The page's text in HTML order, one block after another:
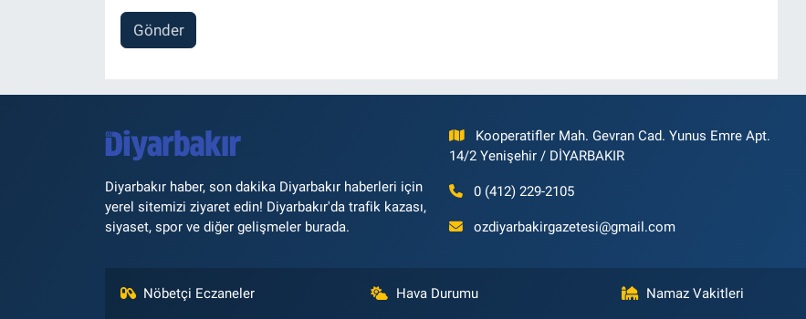
Gönder
Diyarbakır haber, son dakika Diyarbakır haberleri için
yerel sitemizi ziyaret edin! Diyarbakır'da trafik kazası,
siyaset, spor ve diğer gelişmeler burada.
Kooperatifler Mah. Gevran Cad. Yunus Emre Apt.
14/2 Yenişehir / DİYARBAKIR
0 (412) 229-2105
ozdiyarbakirgazetesi@gmail.com
Nöbetçi Eczaneler Hava Durumu Namaz Vakitleri